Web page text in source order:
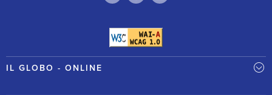
IL GLOBO - ONLINE